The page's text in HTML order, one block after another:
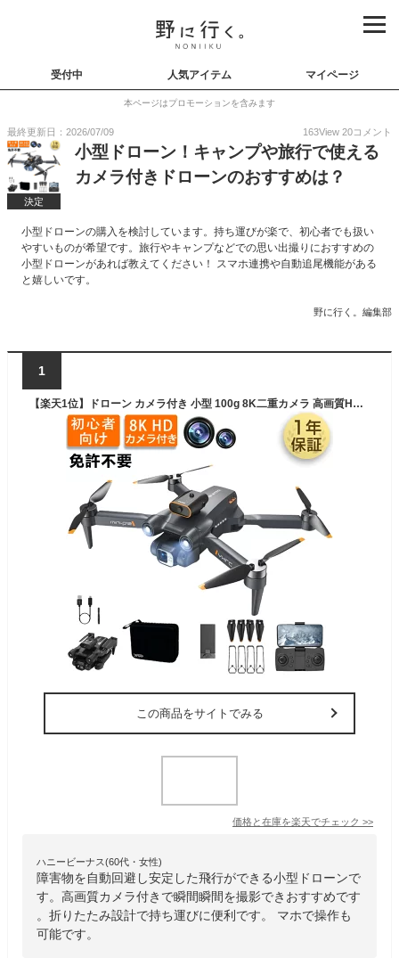
受付中 人気アイテム マイページ
本ページはプロモーションを含みます
最終更新日：2026/07/09 163View 20コメント
決定
小型ドローン！キャンプや旅行で使える
カメラ付きドローンのおすすめは？
小型ドローンの購入を検討しています。持ち運びが楽で、初心者でも扱い
やすいものが希望です。旅行やキャンプなどでの思い出撮りにおすすめの
小型ドローンがあれば教えてください！ スマホ連携や自動追尾機能がある
と嬉しいです。
野に行く。編集部
1
【楽天1位】ドローン カメラ付き 小型 100g 8K二重カメラ 高画質HD ドローン初心者向け 折り畳み式 屋外 空撮 小型 子供 マホで操作可 高度維持 WIFI FPV リアルタイム 人気プレゼン ギフト おもちゃ 全面的な障害回避 国内認証済み
この商品をサイトでみる
価格と在庫を楽天でチェック >>
ハニービーナス(60代・女性)
障害物を自動回避し安定した飛行ができる小型ドローンで
す。高画質カメラ付きで瞬間瞬間を撮影できおすすめです
。折りたたみ設計で持ち運びに便利です。 マホで操作も
可能です。